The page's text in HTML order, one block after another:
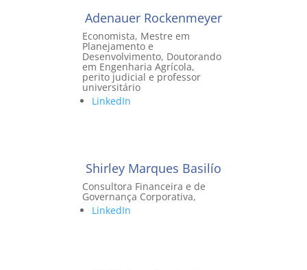
Adenauer Rockenmeyer
Economista, Mestre em
Planejamento e
Desenvolvimento, Doutorando
em Engenharia Agrícola,
perito judicial e professor
universitário
LinkedIn
Shirley Marques Basilío
Consultora Financeira e de
Governança Corporativa,
LinkedIn